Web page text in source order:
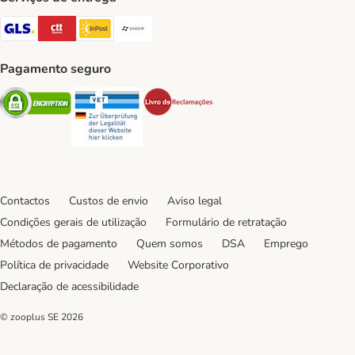
GLS Shipping Method
CTTExpress Shipping Method
InPost Shipping Method
Pagamento seguro
Security Security
Contactos Custos de envio
Aviso legal
Condições gerais de utilização
Formulário de retratação
Métodos de pagamento
Quem somos DSA
Emprego
Política de privacidade
Website Corporativo
Declaração de acessibilidade
© zooplus SE 2026